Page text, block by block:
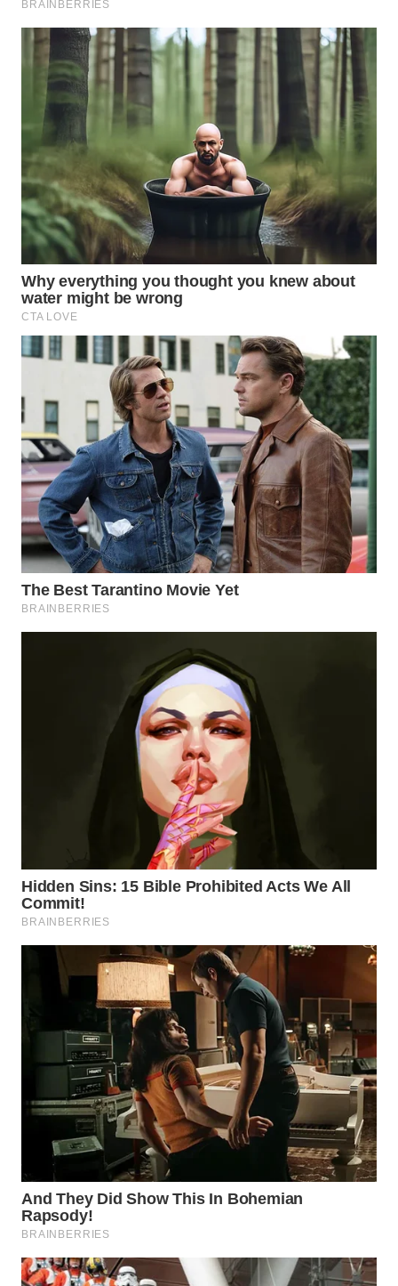
BINJAI
WN
CIREBON
INDRAMAYU
WN
KUNINGAN
WN
MAJALENGKA
WN
SUBANG
SUKABUMI
WN
PURWAKARTA
WN
PRIANGAN
TIMUR
WN
WN
SURABAYA
NATUNA
WN
WN
MANDALIKA
LIKUPANG
WN
LABUANBAJO
WN
BORNEO